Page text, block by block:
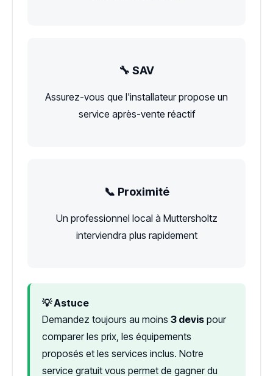
🔧 SAV
Assurez-vous que l'installateur propose un
service après-vente réactif
📞 Proximité
Un professionnel local à Muttersholtz
interviendra plus rapidement
💡 Astuce
Demandez toujours au moins 3 devis pour
comparer les prix, les équipements
proposés et les services inclus. Notre
service gratuit vous permet de gagner du